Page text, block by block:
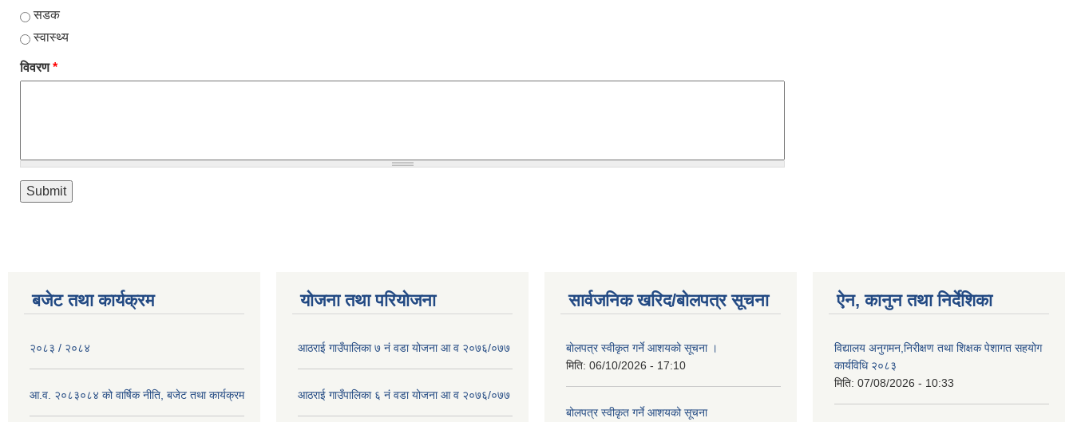
सडक
स्वास्थ्य
विवरण*
बजेट तथा कार्यक्रम
२०८३ / २०८४
आ.व. २०८३०८४ को वार्षिक नीति, बजेट तथा कार्यक्रम
योजना तथा परियोजना
आठराई गाउँपालिका ७ नं वडा योजना आ व २०७६/०७७
आठराई गाउँपालिका ६ नं वडा योजना आ व २०७६/०७७
सार्वजनिक खरिद/बोलपत्र सूचना
बोलपत्र स्वीकृत गर्ने आशयको सूचना ।
मिति: 06/10/2026 - 17:10
बोलपत्र स्वीकृत गर्ने आशयको सूचना
ऐन, कानुन तथा निर्देशिका
विद्यालय अनुगमन,निरीक्षण तथा शिक्षक पेशागत सहयोग
कार्यविधि २०८३
मिति: 07/08/2026 - 10:33